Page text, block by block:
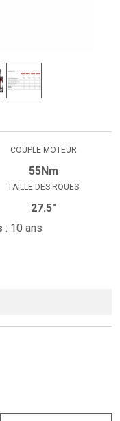
COUPLE MOTEUR
55Nm
TAILLE DES ROUES
27.5"
: 10 ans